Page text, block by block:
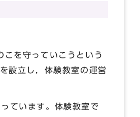
を守っていこうという
設立し，体験教室の運営
ています。体験教室で